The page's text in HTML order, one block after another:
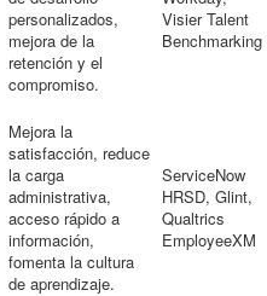
personalizados,
mejora de la
retención y el
compromiso.
Visier Talent
Benchmarking
Mejora la
satisfacción, reduce
la carga
administrativa,
acceso rápido a
información,
fomenta la cultura
de aprendizaje.
ServiceNow
HRSD, Glint,
Qualtrics
EmployeeXM